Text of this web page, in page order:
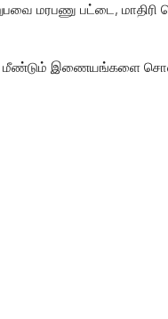
மரபணு பட்டை, மாதிரி
மீண்டும் இணையங்களை